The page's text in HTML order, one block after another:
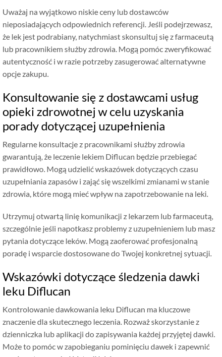
Uważaj na wyjątkowo niskie ceny lub dostawców
nieposiadających odpowiednich referencji. Jeśli podejrzewasz,
że lek jest podrabiany, natychmiast skonsultuj się z farmaceutą
lub pracownikiem służby zdrowia. Mogą pomóc zweryfikować
autentyczność i w razie potrzeby zasugerować alternatywne
opcje zakupu.
Konsultowanie się z dostawcami usług
opieki zdrowotnej w celu uzyskania
porady dotyczącej uzupełnienia
Regularne konsultacje z pracownikami służby zdrowia
gwarantują, że leczenie lekiem Diflucan będzie przebiegać
prawidłowo. Mogą udzielić wskazówek dotyczących czasu
uzupełniania zapasów i zająć się wszelkimi zmianami w stanie
zdrowia, które mogą mieć wpływ na zapotrzebowanie na leki.
Utrzymuj otwartą linię komunikacji z lekarzem lub farmaceutą,
szczególnie jeśli napotkasz problemy z uzupełnieniem lub masz
pytania dotyczące leków. Mogą zaoferować profesjonalną
poradę i wsparcie dostosowane do Twojej konkretnej sytuacji.
Wskazówki dotyczące śledzenia dawki
leku Diflucan
Kontrolowanie dawkowania leku Diflucan ma kluczowe
znaczenie dla skutecznego leczenia. Rozważ skorzystanie z
dzienniczka lub aplikacji do zapisywania każdej przyjętej dawki.
Może to pomóc w zapobieganiu pominięciu dawek i zapewnić